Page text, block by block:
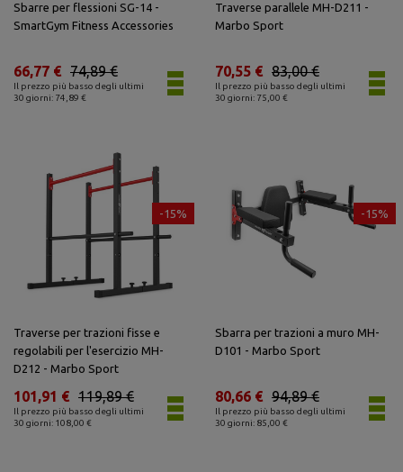
Sbarre per flessioni SG-14 -
SmartGym Fitness Accessories
Il prezzo più basso degli ultimi
30 giorni: 74,89 €
74,89 €
66,77 €
Traverse parallele MH-D211 -
Marbo Sport
Il prezzo più basso degli ultimi
30 giorni: 75,00 €
83,00 €
70,55 €
-15%
Traverse per trazioni fisse e
regolabili per l'esercizio MH-
D212 - Marbo Sport
Il prezzo più basso degli ultimi
30 giorni: 108,00 €
119,89 €
101,91 €
-15%
Sbarra per trazioni a muro MH-
D101 - Marbo Sport
Il prezzo più basso degli ultimi
30 giorni: 85,00 €
94,89 €
80,66 €